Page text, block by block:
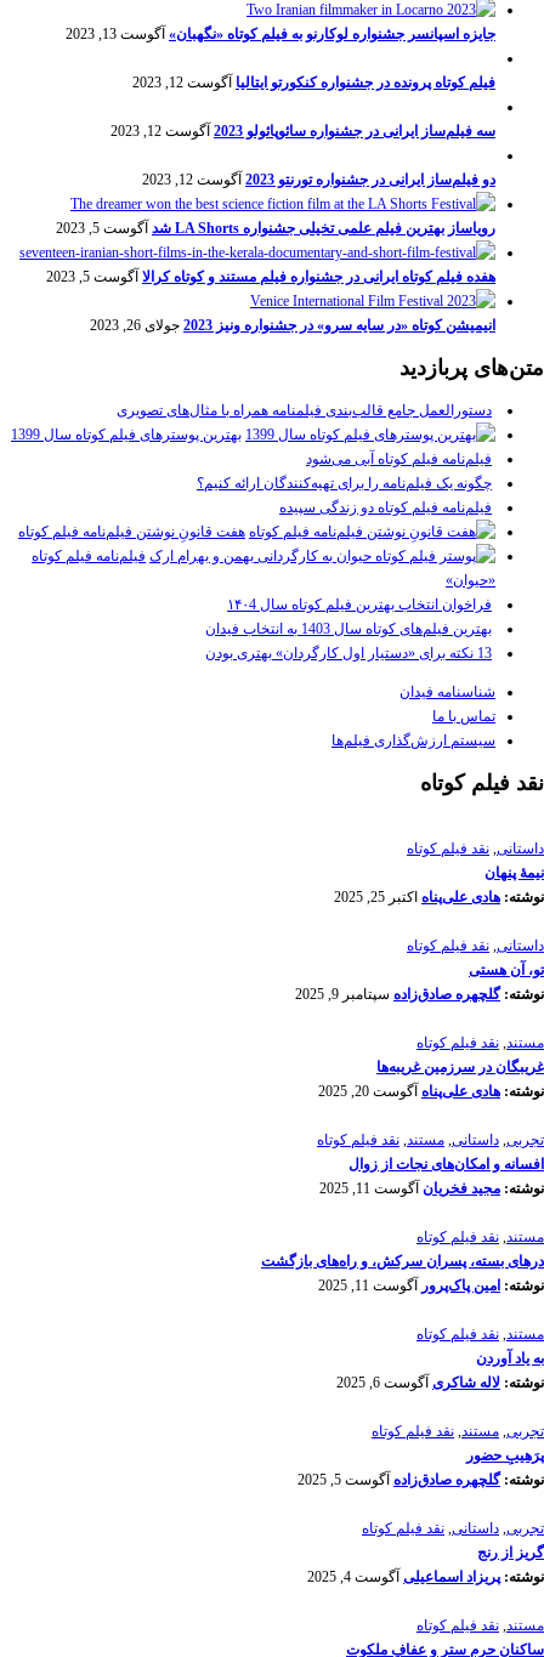
جایزه اسپانسر جشنواره لوکارنو به فیلم کوتاه «نگهبان» آگوست 13, 2023
فیلم کوتاه پرونده در جشنواره کنکورتو ایتالیا آگوست 12, 2023
سه فیلم‌ساز ایرانی در جشنواره سائوپائولو 2023 آگوست 12, 2023
دو فیلم‌ساز ایرانی در جشنواره تورنتو 2023 آگوست 12, 2023
رویاساز بهترین فیلم علمی تخیلی جشنواره LA Shorts شد آگوست 5, 2023
هفده فیلم کوتاه ایرانی در جشنواره فیلم مستند و کوتاه کرالا آگوست 5, 2023
انیمیشن کوتاه «در سایه سرو» در جشنواره ونیز 2023 جولای 26, 2023
متن‌های پربازدید
دستورالعمل جامع قالب‌بندی فیلمنامه همراه با مثال‌های تصویری
بهترین پوسترهای فیلم کوتاه سال 1399
فیلم‌نامه فیلم کوتاه آبی می‌شود
چگونه یک فیلم‌نامه را برای تهیه‌کنندگان ارائه کنیم؟
فیلم‌نامه فیلم کوتاه دو زندگی سپیده
هفت قانونِ نوشتن فیلم‌نامه فیلم کوتاه
فیلم‌نامه فیلم کوتاه
«حیوان»
فراخوان انتخاب بهترین فیلم کوتاه سال ۱۴۰4
بهترین فیلم‌های کوتاه سال 1403 به انتخاب فیدان
13 نکته برای «دستیار اول کارگردان» بهتری بودن
شناسنامه فیدان
تماس با ما
سیستم ارزش‌گذاری فیلم‌ها
نقد فیلم کوتاه
داستانی, نقد فیلم کوتاه
نیمۀ پنهان
نوشته: هادی علی‌پناه اکتبر 25, 2025
داستانی, نقد فیلم کوتاه
تو، آن هستی
نوشته:گلچهره صادق‌زاده سپتامبر 9, 2025
مستند, نقد فیلم کوتاه
غریبگان در سرزمین غریبه‌ها
نوشته: هادی علی‌پناه آگوست 20, 2025
تجربی, داستانی, مستند, نقد فیلم کوتاه
افسانه‌ و امکان‌های نجات از زوال
نوشته: مجید فخریان آگوست 11, 2025
مستند, نقد فیلم کوتاه
درهای بسته، پسران سرکش، و راه‌های بازگشت
نوشته: امین پاک‌پرور آگوست 11, 2025
مستند, نقد فیلم کوتاه
به یاد آوردن
نوشته: لاله شاکری آگوست 6, 2025
تجربی, مستند, نقد فیلم کوتاه
پرَهیب‌ِ حضور
نوشته:گلچهره صادق‌زاده آگوست 5, 2025
تجربی, داستانی, نقد فیلم کوتاه
گریز از رنج
نوشته:پریزاد اسماعیلی آگوست 4, 2025
مستند, نقد فیلم کوتاه
ساکنانِ حرمِ ستر و عفافِ ملکوت